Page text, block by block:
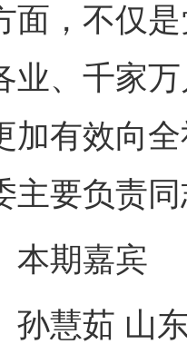
面，不仅
业、千家
加有效向
主要负责同
期嘉宾
茹 山东